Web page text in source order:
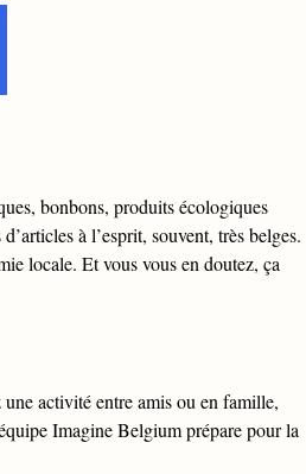
bonbons, produits écologiques
à l’esprit, souvent, très belges.
locale. Et vous vous en doutez, ça
activité entre amis ou en famille,
Imagine Belgium prépare pour la